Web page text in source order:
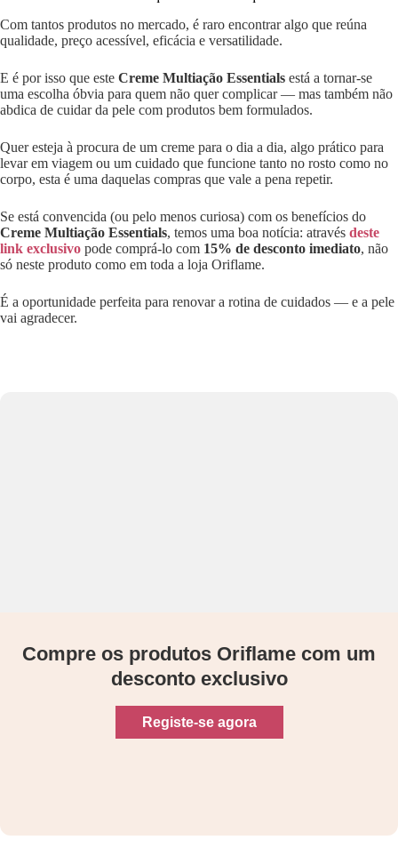
Com tantos produtos no mercado, é raro encontrar algo que reúna
qualidade, preço acessível, eficácia e versatilidade.
E é por isso que este Creme Multiação Essentials está a tornar-se
uma escolha óbvia para quem não quer complicar — mas também não
abdica de cuidar da pele com produtos bem formulados.
Quer esteja à procura de um creme para o dia a dia, algo prático para
levar em viagem ou um cuidado que funcione tanto no rosto como no
corpo, esta é uma daquelas compras que vale a pena repetir.
Se está convencida (ou pelo menos curiosa) com os benefícios do
Creme Multiação Essentials, temos uma boa notícia: através deste
link exclusivo pode comprá-lo com 15% de desconto imediato, não
só neste produto como em toda a loja Oriflame.
É a oportunidade perfeita para renovar a rotina de cuidados — e a pele
vai agradecer.
Compre os produtos Oriflame com um
desconto exclusivo
Registe-se agora